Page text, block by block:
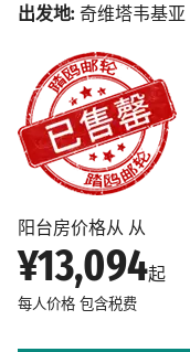
阳台房价格从 从
¥13,094起
每人价格 包含税费
出发地: 奇维塔韦基亚